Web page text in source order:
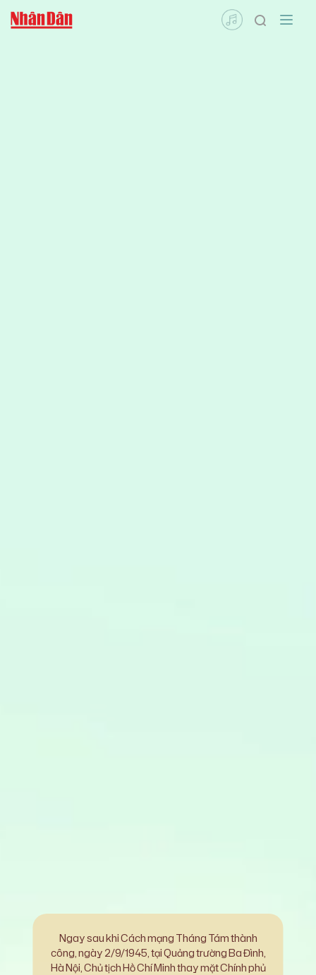
Ngay sau khi Cách mạng Tháng Tám thành
công, ngày 2/9/1945, tại Quảng trường Ba Đình,
Hà Nội, Chủ tịch Hồ Chí Minh thay mặt Chính phủ